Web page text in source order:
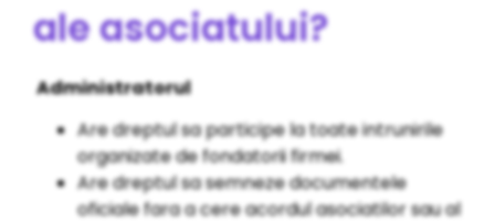
ale asociatului?
Administratorul
Are dreptul sa participe la toate intrunirile
organizate de fondatorii firmei.
Are dreptul sa semneze documentele
oficiale fara a cere acordul asociatilor sau al